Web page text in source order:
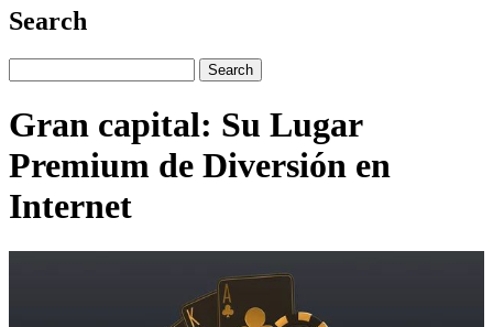
Search
Gran capital: Su Lugar
Premium de Diversión en
Internet